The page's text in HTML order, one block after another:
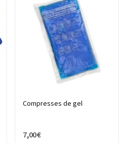
Compresses de gel
7,00 €